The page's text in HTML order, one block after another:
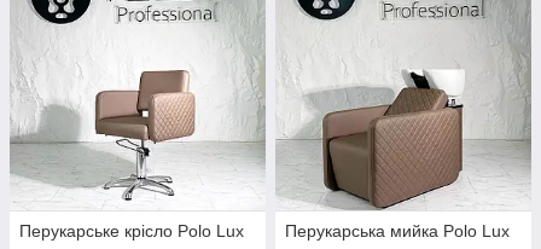
Перукарське крісло Polo Lux
Перукарська мийка Polo Lux